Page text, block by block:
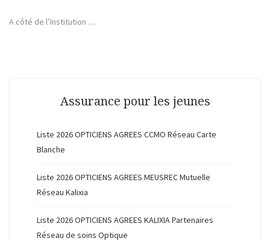
A côté de l’Institution …
Assurance pour les jeunes
Liste 2026 OPTICIENS AGREES CCMO Réseau Carte
Blanche
Liste 2026 OPTICIENS AGREES MEUSREC Mutuelle
Réseau Kalixia
Liste 2026 OPTICIENS AGREES KALIXIA Partenaires
Réseau de soins Optique